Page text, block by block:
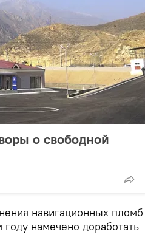
о свободной
навигационных пломб
намечено доработать